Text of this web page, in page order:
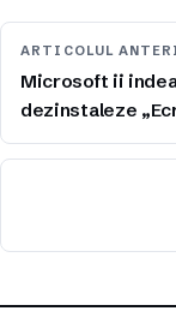
ARTICOLUL
Microsoft ii
dezinstaleze